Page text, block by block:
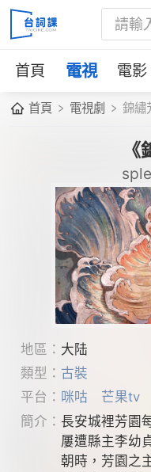
首頁 電視 電影
首頁 電視劇 錦繡
地區： 大陆
類型： 古裝
平台： 咪咕
芒果tv
簡介： 長安城裡芳園
屢遭縣主李幼
朝時，芳園之